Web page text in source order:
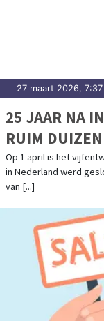
27 maart 2026,
25 JAAR NA
RUIM
JUBILEUM
Op 1 april is het
in Nederland werd
van [...]